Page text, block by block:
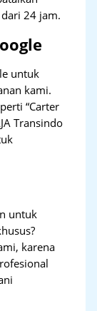
24 jam.
untuk
kami.
“Carter
Transindo
untuk
karena